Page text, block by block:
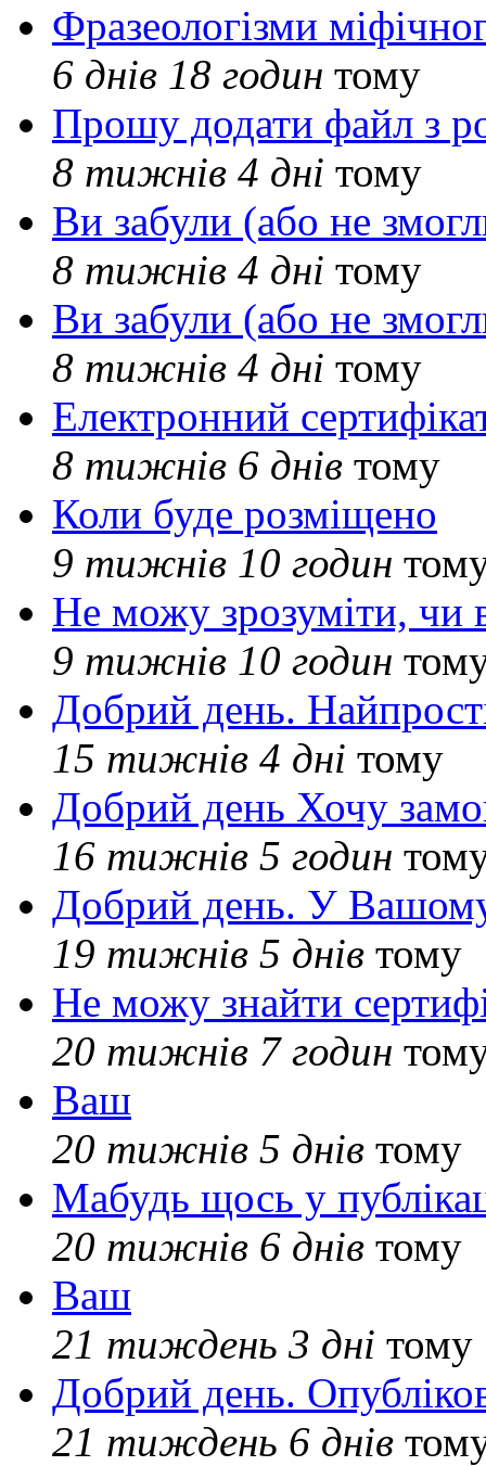
Фразеологізми
6 днів 18 годин тому
Прошу додати файл з
8 тижнів 4 дні тому
Ви забули (або не
8 тижнів 4 дні тому
Ви забули (або не
8 тижнів 4 дні тому
Електронний
8 тижнів 6 днів тому
Коли буде розміщено
9 тижнів 10 годин
Не можу зрозуміти, чи
9 тижнів 10 годин
Добрий день.
15 тижнів 4 дні тому
Добрий день Хочу
16 тижнів 5 годин
Добрий день. У Вашому
19 тижнів 5 днів тому
Не можу знайти
20 тижнів 7 годин
Ваш
20 тижнів 5 днів тому
Мабудь щось у
20 тижнів 6 днів тому
Ваш
21 тиждень 3 дні тому
Добрий день.
21 тиждень 6 днів